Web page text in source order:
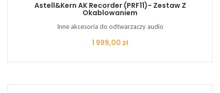
Astell&Kern AK Recorder (PRF11)- Zestaw Z
Okablowaniem
Inne akcesoria do odtwarzaczy audio
Cena
1 999,00 zł